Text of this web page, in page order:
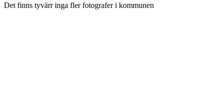
Det finns tyvärr inga fler fotografer i kommunen